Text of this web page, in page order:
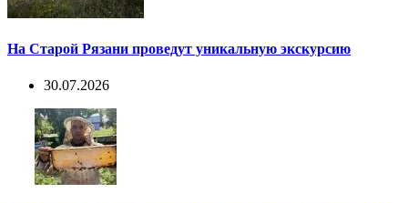
На Старой Рязани проведут уникальную экскурсию
30.07.2026